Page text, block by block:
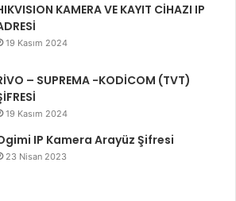
KAMERA VE KAYIT CİHAZI IP
19 Kasım 2024
– SUPREMA -KODİCOM (TVT)
19 Kasım 2024
IP Kamera Arayüz Şifresi
23 Nisan 2023